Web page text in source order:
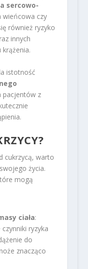
sercowo-
wieńcowa czy
również ryzyko
innych
krążenia.
istotność
pacjentów z
cukrzycą, warto
życia.
mogą
ciała:
ryzyka
do
znacząco